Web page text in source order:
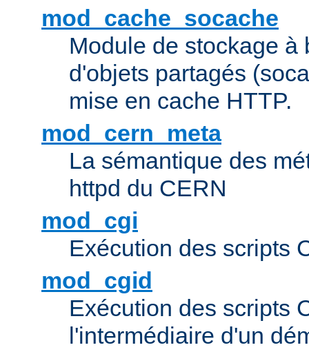
mod_cache_socache
Module de stockage à
d'objets partagés
mise en cache HTTP.
mod_cern_meta
La sémantique des
httpd du CERN
mod_cgi
Exécution des scripts
mod_cgid
Exécution des scripts
l'intermédiaire d'un